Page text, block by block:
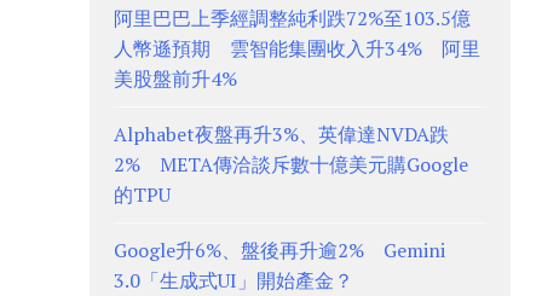
阿里巴巴上季經調整純利跌72%至103.5億
人幣遜預期 雲智能集團收入升34% 阿里
美股盤前升4%
Alphabet夜盤再升3%、英偉達NVDA跌
2% META傳洽談斥數十億美元購Google
的TPU
Google升6%、盤後再升逾2% Gemini
3.0「生成式UI」開始產金？